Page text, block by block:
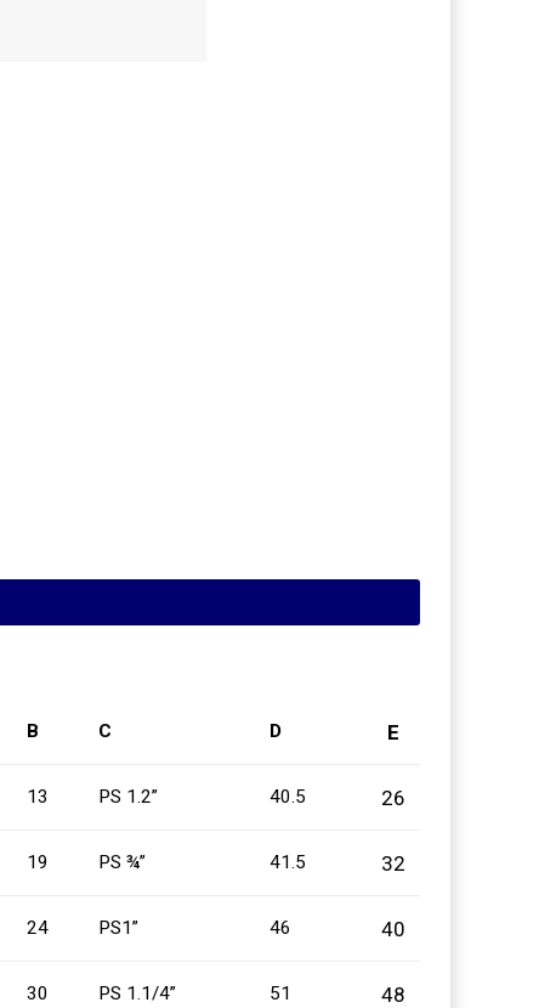
B C D E
13 PS 1.2” 40.5 26
19 PS ¾” 41.5 32
24 PS1” 46 40
30 PS 1.1/4” 51 48